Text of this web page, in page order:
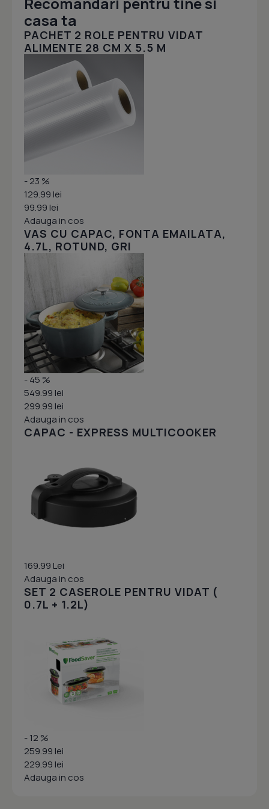
casa ta
PACHET 2 ROLE PENTRU VIDAT
ALIMENTE 28 CM X 5.5 M
- 23 %
129.99 lei
99.99 lei
Adauga in cos
VAS CU CAPAC, FONTA EMAILATA,
4.7L, ROTUND, GRI
- 45 %
549.99 lei
299.99 lei
Adauga in cos
CAPAC - EXPRESS MULTICOOKER
169.99 Lei
Adauga in cos
SET 2 CASEROLE PENTRU VIDAT (
0.7L + 1.2L)
- 12 %
259.99 lei
229.99 lei
Adauga in cos